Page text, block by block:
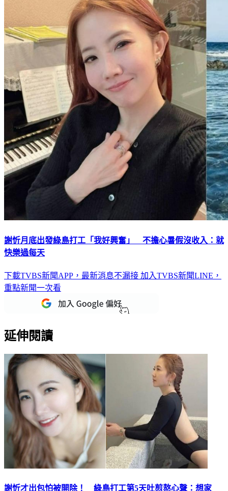
謝忻月底出發綠島打工「我好興奮」 不擔心暑假沒收入：就
快樂過每天
下載TVBS新聞APP，最新消息不漏接 加入TVBS新聞LINE，
重點新聞一次看
延伸閱讀
謝忻才出包怕被開除！ 綠島打工第5天吐煎熬心聲：想家